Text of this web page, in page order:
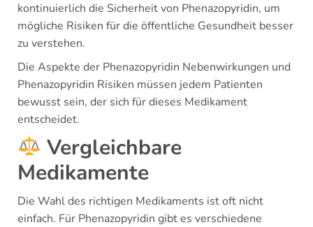
kontinuierlich die Sicherheit von Phenazopyridin, um
mögliche Risiken für die öffentliche Gesundheit besser
zu verstehen.
Die Aspekte der Phenazopyridin Nebenwirkungen und
Phenazopyridin Risiken müssen jedem Patienten
bewusst sein, der sich für dieses Medikament
entscheidet.
Vergleichbare
Medikamente
Die Wahl des richtigen Medikaments ist oft nicht
einfach. Für Phenazopyridin gibt es verschiedene